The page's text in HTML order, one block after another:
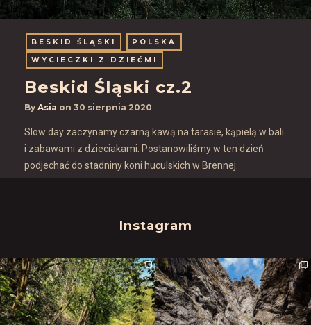
BESKID ŚLĄSKI
POLSKA
WYCIECZKI Z DZIEĆMI
Beskid Śląski cz.2
By Asia on 30 sierpnia 2020
Slow day zaczynamy czarną kawą na tarasie, kąpielą w bali
i zabawami z dzieciakami. Postanowiliśmy w ten dzień
podjechać do stadniny koni huculskich w Brennej.
Instagram